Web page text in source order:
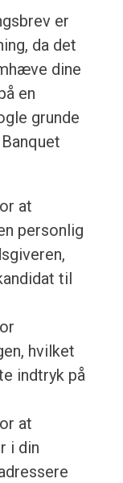
er
da det
dine
en
grunde
at
personlig
til
hvilket
indtryk på
at
i din